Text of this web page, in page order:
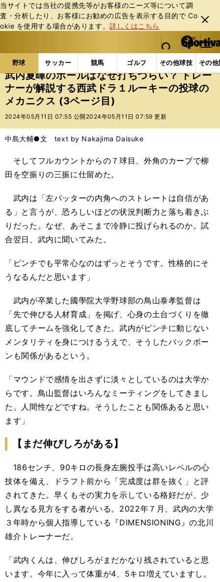
当サイトでは当社の提携先等がお客様のニーズ等について調
査・分析したり、お客様にお勧めの広告を表⽰する⽬的で Co
okie を使⽤する場合があります。詳しくはこちら
閉じ
る
web Sportiva (webスポルティーバ)
検索
マイペ
ー
ジ
メニュ
野球 サッカー 競馬 ゴルフ その他球技 その
b
ス
ポ
ル
テ
ー
バ
野球の記事一覧 プロ野球 武内夏暉のボールはなぜ
武内夏暉のボールはなぜ打ちづらい？ トレー
ナーが解説する西武ドラ１ルーキーの投球の
メカニクス (3ページ目)
2024年05月11日 07:55 公開 2024年05月11日 07:59 更新
中島大輔●文 text by Nakajima Daisuke
そしてフルカウントからの７球目、外角のカーブで柳
田を空振りの三振に仕留めた。
武内は「左バッターの内角へのストレートは自信があ
る」と言うが、恐ろしいほどの状況判断力と落ち着きぶ
りだった。なぜ、あそこまで冷静に投げられるのか。試
合翌日、武内に聞いてみた。
「ピンチでも平常心なのはずっとそうです。性格的にそ
うなるんだと思います」
武内が卒業した國學院大学野球部の鳥山泰孝監督は
「先で伸びる人材育成」を掲げ、心身の土台づくりを徹
底してチームを強化してきた。武内がピンチに動じない
メンタリティを身につけるうえで、そうしたバックボー
ンも関係があるという。
「マウンドで感情を出さずに淡々としているのは大学か
らです。鳥山監督はいろんなミーティングをしてきまし
た。人間性などですね。そうしたことも関係あると思い
ます」
【まだ伸びしろがある】
186センチ、90キロの長身左腕投手は高いレベルの心
技体を備え、ドラフト前から「完成度は群を抜く」と評
されてきた。早くもその実力を示している格好だが、少
し異なる見方をする者がいる。2022年７月、武内の大学
３年時から個人指導している『DIMENSIONING』の北川
雄介トレーナーだ。
「武内くんは、伸びしろがまだかなり残されていると思
います。今年に入って体重が4、5キロ増えていますし。